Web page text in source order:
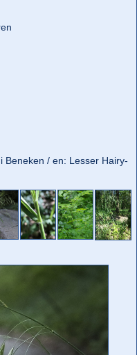
Beneken / en: Lesser Hairy-